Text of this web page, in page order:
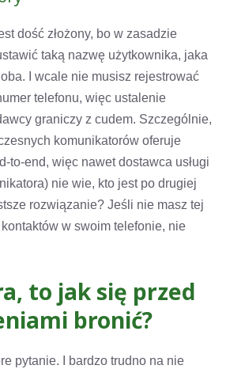
dość złożony, bo w zasadzie
taką nazwę użytkownika, jaka
I wcale nie musisz rejestrować
telefonu, więc ustalenie
graniczy z cudem. Szczególnie,
komunikatorów oferuje
to-end, więc nawet dostawca usługi
nie wie, kto jest po drugiej
rozwiązanie? Jeśli nie masz tej
w swoim telefonie, nie
to jak się przed
bronić?
pytanie. I bardzo trudno na nie